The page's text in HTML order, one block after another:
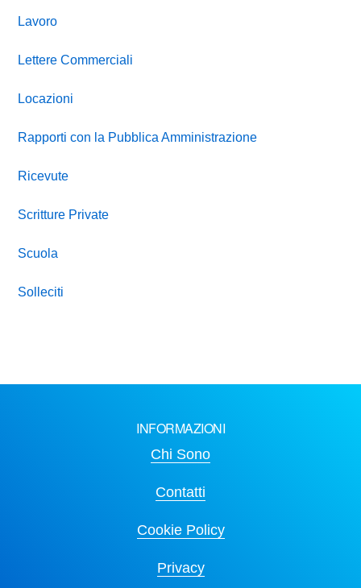
Lavoro
Lettere Commerciali
Locazioni
Rapporti con la Pubblica Amministrazione
Ricevute
Scritture Private
Scuola
Solleciti
INFORMAZIONI
Chi Sono
Contatti
Cookie Policy
Privacy